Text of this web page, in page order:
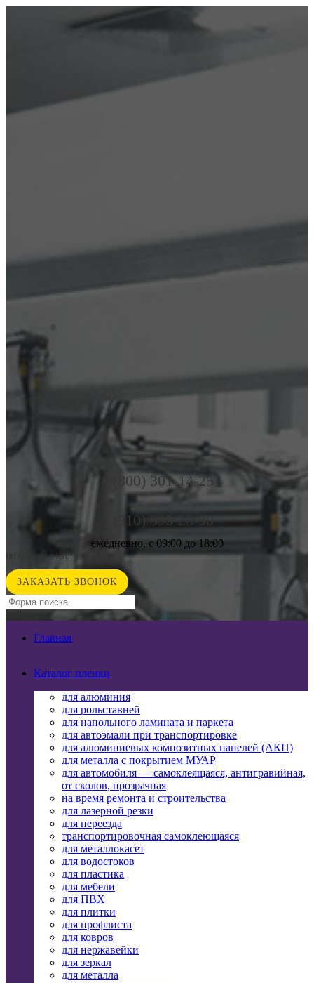
8 (800) 301-14-25
8 (910) 395-25-90
ежедневно, с 09:00 до 18:00
info@new-victory.ru
ЗАКАЗАТЬ ЗВОНОК
Главная
Каталог пленки
для алюминия
для рольставней
для напольного ламината и паркета
для автоэмали при транспортировке
для алюминиевых композитных панелей (АКП)
для металла с покрытием МУАР
для автомобиля — самоклеящаяся, антигравийная,
от сколов, прозрачная
на время ремонта и строительства
для лазерной резки
для переезда
транспортировочная самоклеющаяся
для металлокасет
для водостоков
для пластика
для мебели
для ПВХ
для плитки
для профлиста
для ковров
для нержавейки
для зеркал
для металла